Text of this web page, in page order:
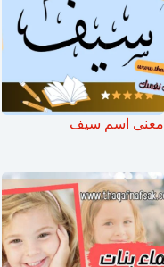
معنى اسم سيف